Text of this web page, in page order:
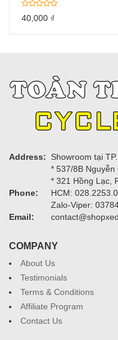
40,000 ₫
Address:
Showroom tại
* 537/8B Nguyễn
* 321 Hồng Lạc,
Phone:
HCM:
Zalo-Viper:
Email:
COMPANY
About Us
Testimonials
Terms & Conditions
Affiliate Program
Contact Us